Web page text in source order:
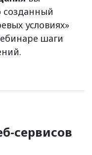
созданный
условиях»
шаги
сервисов